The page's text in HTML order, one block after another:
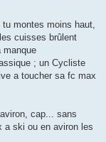
montes moins haut,
cuisses brûlent
manque
; un Cycliste
a toucher sa fc max
cap... sans
a ski ou en aviron les